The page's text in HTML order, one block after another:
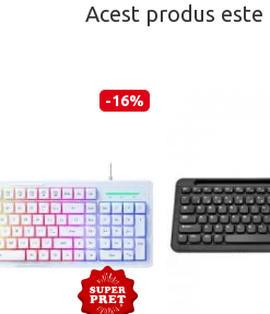
Acest produs
-16%